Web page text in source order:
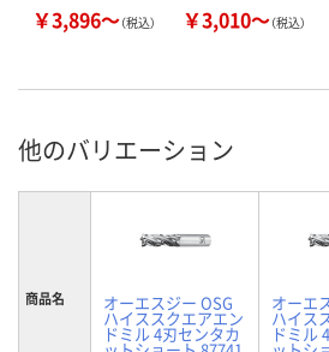
￥3,896～（税込） ￥3,010～（税込）
他のバリエーション
商品名 オーエスジー OSG
ハイススクエアエン
ドミル 4刃センタカ
オーエ
ハイス
ドミル